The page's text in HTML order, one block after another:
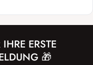
ERSTE
🎁